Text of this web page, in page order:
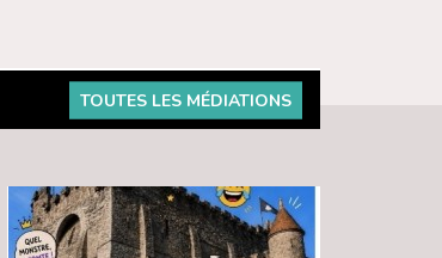
TOUTES LES MÉDIATIONS